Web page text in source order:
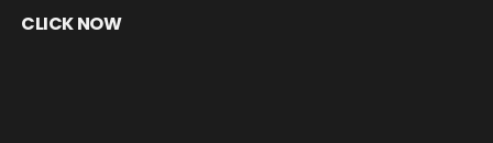
CLICK NOW